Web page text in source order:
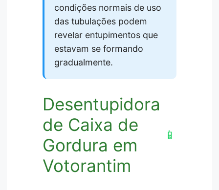
condições normais de uso
das tubulações podem
revelar entupimentos que
estavam se formando
gradualmente.
Desentupidora
de Caixa de
Gordura em
Votorantim
📱